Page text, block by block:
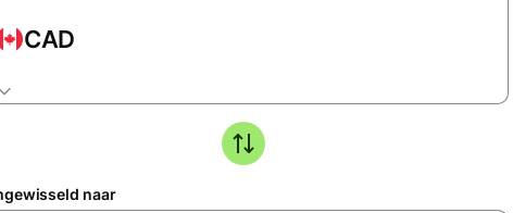
CAD
naar